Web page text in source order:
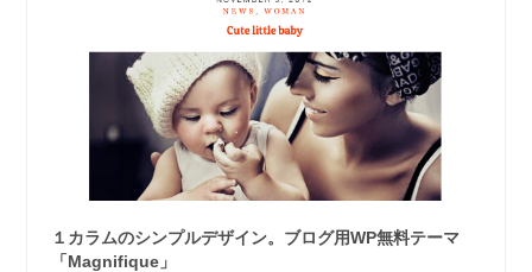
１カラムのシンプルデザイン。ブログ用WP無料テーマ
「Magnifique」